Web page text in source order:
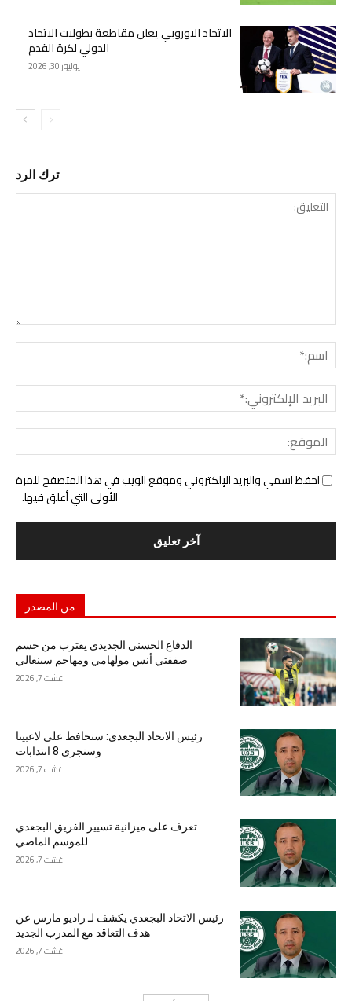
الاتحاد الاوروبي يعلن مقاطعة بطولات الاتحاد
الدولي لكرة القدم
يوليوز 30, 2026
ترك الرد
احفظ اسمي والبريد الإلكتروني وموقع الويب في هذا المتصفح للمرة
الأولى التي أعلق فيها.
من المصدر
الدفاع الحسني الجديدي يقترب من حسم
صفقتي أنس مولهامي ومهاجم سينغالي
غشت 7, 2026
رئيس الاتحاد البجعدي: سنحافظ على لاعبينا
وسنجري 8 انتدابات
غشت 7, 2026
تعرف على ميزانية تسيير الفريق البجعدي
للموسم الماضي
غشت 7, 2026
رئيس الاتحاد البجعدي يكشف لـ راديو مارس عن
هدف التعاقد مع المدرب الجديد
غشت 7, 2026